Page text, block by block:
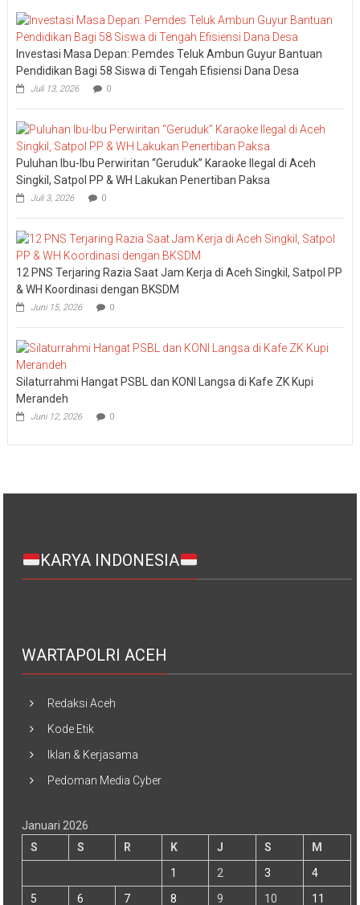
Investasi Masa Depan: Pemdes Teluk Ambun Guyur Bantuan
Pendidikan Bagi 58 Siswa di Tengah Efisiensi Dana Desa
Juli 13, 2026 0
Puluhan Ibu-Ibu Perwiritan “Geruduk” Karaoke Ilegal di Aceh
Singkil, Satpol PP & WH Lakukan Penertiban Paksa
Juli 3, 2026 0
12 PNS Terjaring Razia Saat Jam Kerja di Aceh Singkil, Satpol PP
& WH Koordinasi dengan BKSDM
Juni 15, 2026 0
Silaturrahmi Hangat PSBL dan KONI Langsa di Kafe ZK Kupi
Merandeh
Juni 12, 2026 0
KARYA INDONESIA
WARTAPOLRI ACEH
Redaksi Aceh
Kode Etik
Iklan & Kerjasama
Pedoman Media Cyber
Januari 2026
S
S R K J S
M
1
2 3
4
5
6 7 8 9 10 11